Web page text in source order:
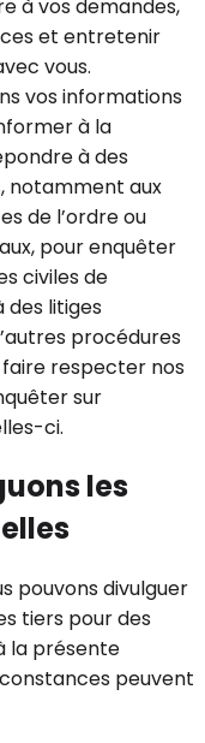
à vos demandes,
et entretenir
vous.
vos informations
à la
à des
notamment aux
de l’ordre ou
pour enquêter
civiles de
des litiges
procédures
respecter nos
sur
ci.
les
pouvons divulguer
tiers pour des
la présente
peuvent